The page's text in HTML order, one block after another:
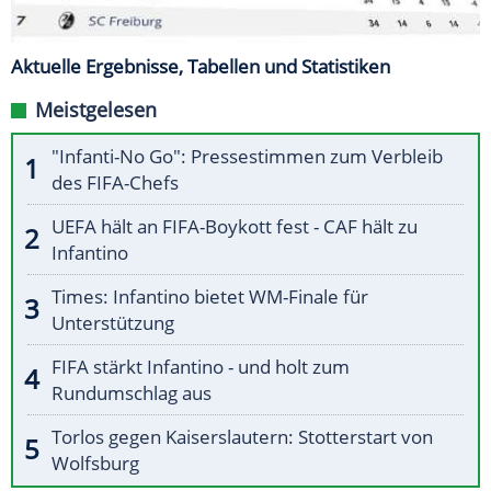
Aktuelle Ergebnisse, Tabellen und Statistiken
Meistgelesen
"Infanti-No Go": Pressestimmen zum Verbleib
des FIFA-Chefs
UEFA hält an FIFA-Boykott fest - CAF hält zu
Infantino
Times: Infantino bietet WM-Finale für
Unterstützung
FIFA stärkt Infantino - und holt zum
Rundumschlag aus
Torlos gegen Kaiserslautern: Stotterstart von
Wolfsburg